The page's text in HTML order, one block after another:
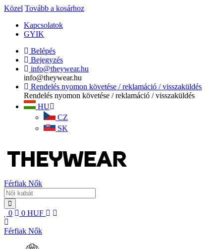
Közel Tovább a kosárhoz
Kapcsolatok
GYIK
Belépés
Bejegyzés
info@theywear.hu
info@theywear.hu
Rendelés nyomon követése / reklamáció / visszaküldés
Rendelés nyomon követése / reklamáció / visszaküldés
HU
CZ
SK
Férfiak Nők
0 0 HUF
Férfiak Nők